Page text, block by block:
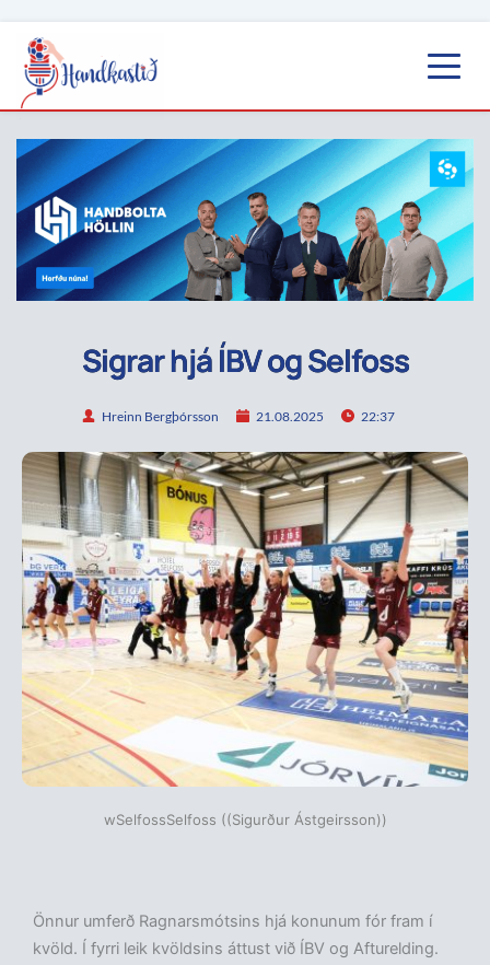
Sigrar hjá ÍBV og Selfoss
Hreinn Bergþórsson 21.08.2025 22:37
wSelfossSelfoss ((Sigurður Ástgeirsson))
Önnur umferð Ragnarsmótsins hjá konunum fór fram í
kvöld. Í fyrri leik kvöldsins áttust við ÍBV og Afturelding.